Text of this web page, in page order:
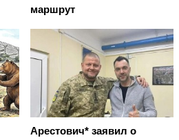
маршрут
Арестович* заявил о